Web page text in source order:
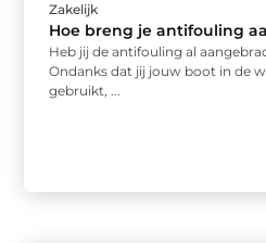
Zakelijk
Hoe breng je antifouling
Heb jij de antifouling al
Ondanks dat jij jouw boot in de
gebruikt, ...